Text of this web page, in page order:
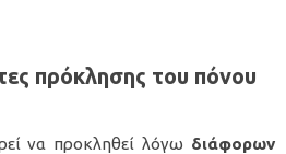
πρόκλησης του πόνου
να προκληθεί λόγω διάφορων